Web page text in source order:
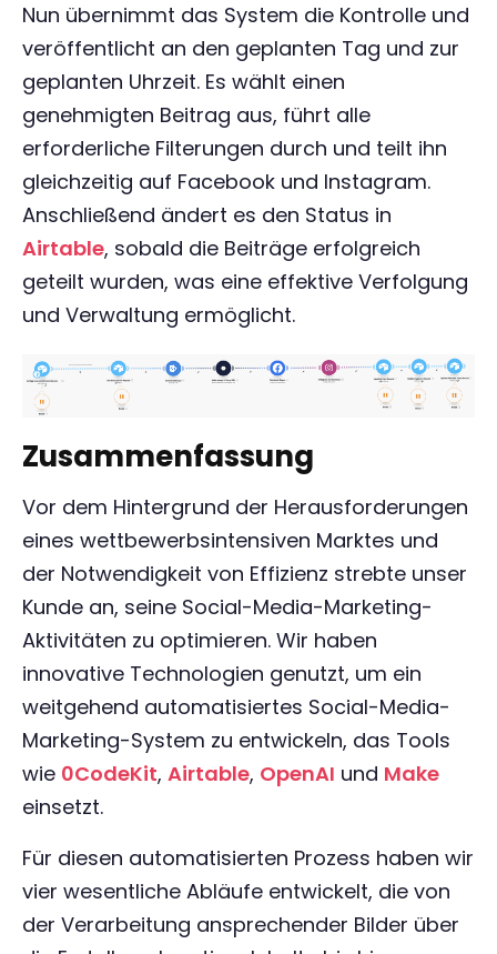
Nun übernimmt das System die Kontrolle und
veröffentlicht an den geplanten Tag und zur
geplanten Uhrzeit. Es wählt einen
genehmigten Beitrag aus, führt alle
erforderliche Filterungen durch und teilt ihn
gleichzeitig auf Facebook und Instagram.
Anschließend ändert es den Status in
Airtable, sobald die Beiträge erfolgreich
geteilt wurden, was eine effektive Verfolgung
und Verwaltung ermöglicht.
Zusammenfassung
Vor dem Hintergrund der Herausforderungen
eines wettbewerbsintensiven Marktes und
der Notwendigkeit von Effizienz strebte unser
Kunde an, seine Social-Media-Marketing-
Aktivitäten zu optimieren. Wir haben
innovative Technologien genutzt, um ein
weitgehend automatisiertes Social-Media-
Marketing-System zu entwickeln, das Tools
wie 0CodeKit, Airtable, OpenAI und Make
einsetzt.
Für diesen automatisierten Prozess haben wir
vier wesentliche Abläufe entwickelt, die von
der Verarbeitung ansprechender Bilder über